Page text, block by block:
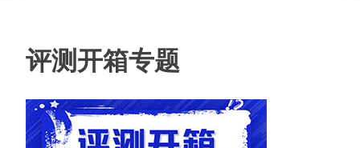
评测开箱专题